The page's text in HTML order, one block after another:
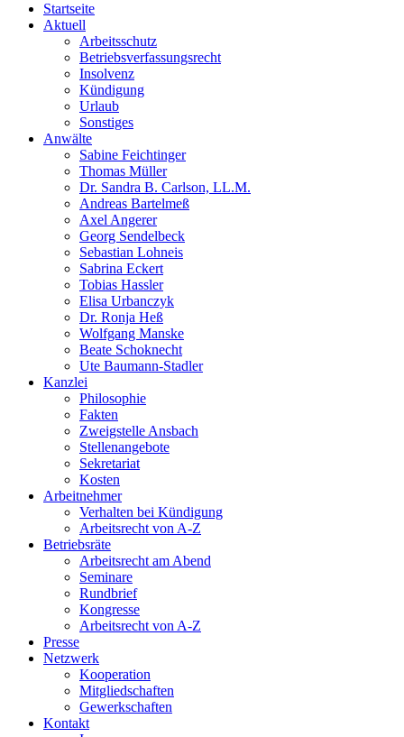
Startseite
Aktuell
Arbeitsschutz
Betriebsverfassungsrecht
Insolvenz
Kündigung
Urlaub
Sonstiges
Anwälte
Sabine Feichtinger
Thomas Müller
Dr. Sandra B. Carlson, LL.M.
Andreas Bartelmeß
Axel Angerer
Georg Sendelbeck
Sebastian Lohneis
Sabrina Eckert
Tobias Hassler
Elisa Urbanczyk
Dr. Ronja Heß
Wolfgang Manske
Beate Schoknecht
Ute Baumann-Stadler
Kanzlei
Philosophie
Fakten
Zweigstelle Ansbach
Stellenangebote
Sekretariat
Kosten
Arbeitnehmer
Verhalten bei Kündigung
Arbeitsrecht von A-Z
Betriebsräte
Arbeitsrecht am Abend
Seminare
Rundbrief
Kongresse
Arbeitsrecht von A-Z
Presse
Netzwerk
Kooperation
Mitgliedschaften
Gewerkschaften
Kontakt